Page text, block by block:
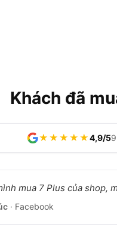
Khách đã
★★★★★4,9/5
mua 7 Plus của shop,
· Facebook